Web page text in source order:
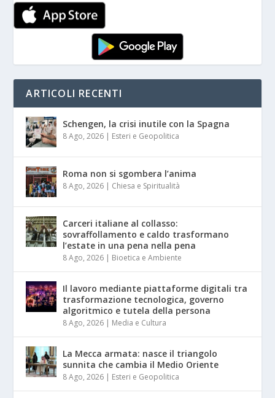
ARTICOLI RECENTI
Schengen, la crisi inutile con la Spagna
8 Ago, 2026 | Esteri e Geopolitica
Roma non si sgombera l’anima
8 Ago, 2026 | Chiesa e Spiritualità
Carceri italiane al collasso:
sovraffollamento e caldo trasformano
l’estate in una pena nella pena
8 Ago, 2026 | Bioetica e Ambiente
Il lavoro mediante piattaforme digitali tra
trasformazione tecnologica, governo
algoritmico e tutela della persona
8 Ago, 2026 | Media e Cultura
La Mecca armata: nasce il triangolo
sunnita che cambia il Medio Oriente
8 Ago, 2026 | Esteri e Geopolitica